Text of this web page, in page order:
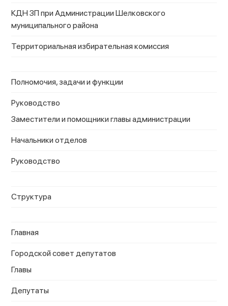
КДН ЗП при Администрации Шелковского
муниципального района
Территориальная избирательная комиссия
Полномочия, задачи и функции
Руководство
Заместители и помощники главы администрации
Начальники отделов
Руководство
Структура
Главная
Городской совет депутатов
Главы
Депутаты